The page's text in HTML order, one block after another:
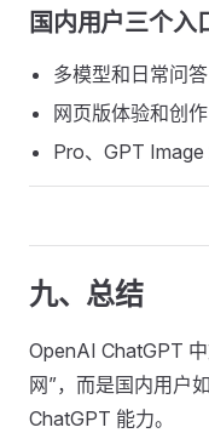
国内用户三个入
多模型和日常问
网页版体验和创
Pro、GPT
九、总结
OpenAI ChatGPT
网”，而是国内用户
ChatGPT 能力。